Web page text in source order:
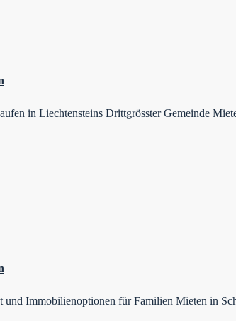
in Liechtensteins Drittgrösster Gemeinde
und Immobilienoptionen für Familien Mieten in